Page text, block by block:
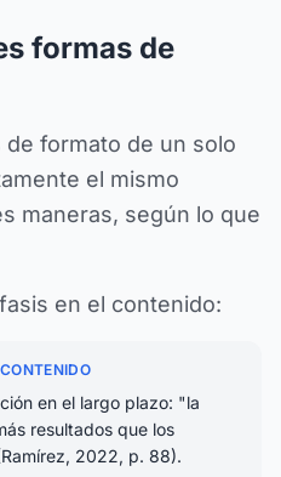
formas de
formato de un solo
el mismo
maneras, según lo que
en el contenido:
en el largo plazo: "la
resultados que los
2022, p. 88).